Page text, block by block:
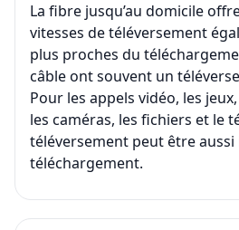
La fibre jusqu’au domicile
vitesses de téléversement
plus proches du
câble ont souvent un
Pour les appels vidéo, les
les caméras, les fichiers et le
téléversement peut être
téléchargement.